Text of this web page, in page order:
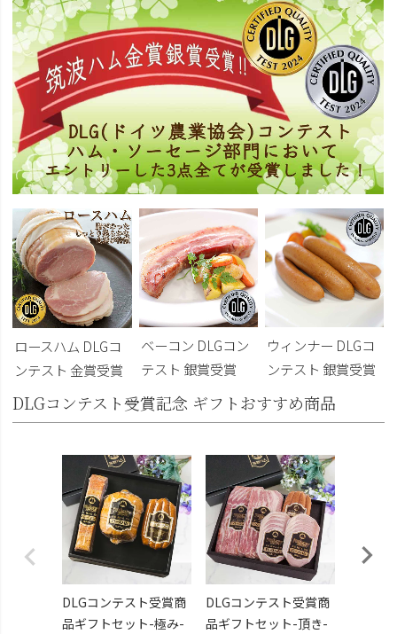
ロースハム DLGコ
ンテスト 金賞受賞
ベーコン DLGコン
テスト 銀賞受賞
ウィンナー DLGコ
ンテスト 銀賞受賞
DLGコンテスト受賞記念 ギフトおすすめ商品
DLGコンテスト受賞商
品ギフトセット-極み-
DLGコンテスト受賞商
品ギフトセット-頂き-